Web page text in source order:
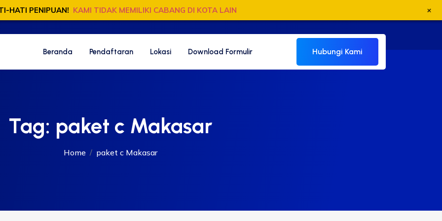
Beranda Pendaftaran Lokasi Download Formulir Hubungi Kami
Tag: paket c Makasar
Home paket c Makasar
HATI PENIPUAN! KAMI TIDAK MEMILIKI CABANG DI KOTA LAIN +